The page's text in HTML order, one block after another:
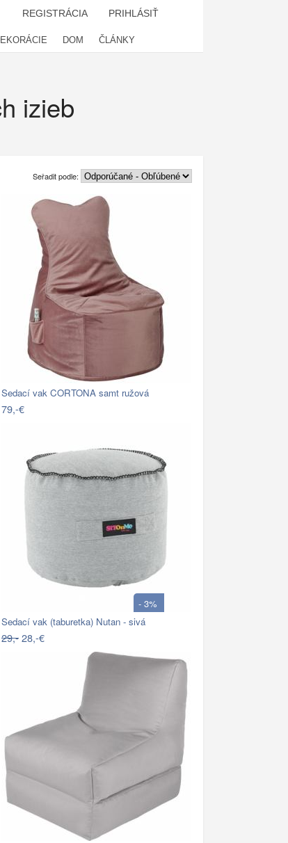
REGISTRÁCIA PRIHLÁSIŤ
DOM ČLÁNKY
izieb
Seřadit podle:
Sedací vak CORTONA samt ružová
79,-€
- 3%
Sedací vak (taburetka) Nutan - sivá
29,-28,-€